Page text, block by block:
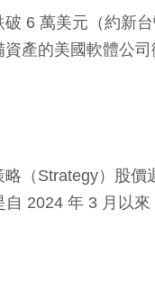
6 萬美元（約新
產的美國軟體公司
（Strategy）股
2024 年 3 月以來